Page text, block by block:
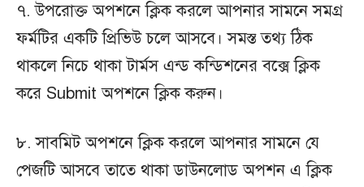
৭. উপরোক্ত অপশনে ক্লিক করলে আপনার সামনে সমগ্র
ফর্মটির একটি প্রিভিউ চলে আসবে। সমস্ত তথ্য ঠিক
থাকলে নিচে থাকা টার্মস এন্ড কন্ডিশনের বক্সে ক্লিক
করে Submit অপশনে ক্লিক করুন।
৮. সাবমিট অপশনে ক্লিক করলে আপনার সামনে যে
পেজটি আসবে তাতে থাকা ডাউনলোড অপশন এ ক্লিক